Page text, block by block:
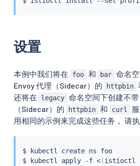
设置
本例中我们将在 foo 和 bar 命名
Envoy 代理（Sidecar）的
httpbin
还将在
legacy 命名空间下创建不带
（Sidecar）的
httpbin 和 curl
用相同的示例来完成这些任务， 请
$ kubectl create ns foo
$
kubectl apply -f <(istioctl